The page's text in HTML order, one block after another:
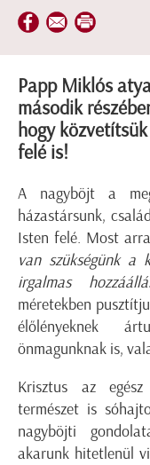
Papp Miklós
második
hogy
felé is!
A nagyböjt a
házastársunk,
Isten felé. Most
van szükségünk a
irgalmas
méretekben
élőlényeknek
önmagunknak is,
Krisztus az
természet is
nagyböjti
akarunk hitetlenül